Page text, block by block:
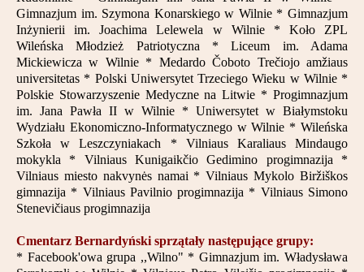
Gimnazjum im. Szymona Konarskiego w Wilnie * Gimnazjum
Inżynierii im. Joachima Lelewela w Wilnie * Koło ZPL
Wileńska Młodzież Patriotyczna * Liceum im. Adama
Mickiewicza w Wilnie * Medardo Čoboto Trečiojo amžiaus
universitetas * Polski Uniwersytet Trzeciego Wieku w Wilnie *
Polskie Stowarzyszenie Medyczne na Litwie * Progimnazjum
im. Jana Pawła II w Wilnie * Uniwersytet w Białymstoku
Wydziału Ekonomiczno-Informatycznego w Wilnie * Wileńska
Szkoła w Leszczyniakach * Vilniaus Karaliaus Mindaugo
mokykla * Vilniaus Kunigaikčio Gedimino progimnazija *
Vilniaus miesto nakvynės namai * Vilniaus Mykolo Biržiškos
gimnazija * Vilniaus Pavilnio progimnazija * Vilniaus Simono
Stenevičiaus progimnazija
Cmentarz Bernardyński sprzątały następujące grupy:
* Facebook'owa grupa ,,Wilno" * Gimnazjum im. Władysława